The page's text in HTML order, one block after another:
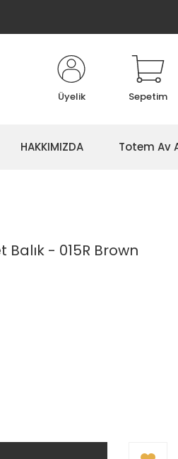
Üyelik Sepetim
HAKKIMIZDA Totem Av
- 015R Brown